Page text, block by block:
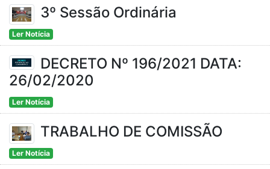
3º Sessão Ordinária
Ler Notícia
DECRETO Nº 196/2021 DATA:
26/02/2020
Ler Notícia
TRABALHO DE COMISSÃO
Ler Notícia